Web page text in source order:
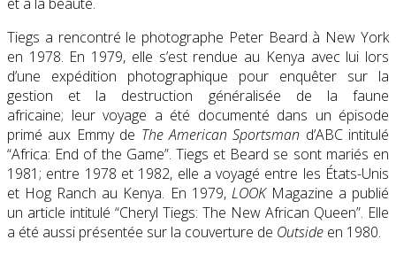
Tiegs a rencontré le photographe Peter Beard à New York
en 1978. En 1979, elle s’est rendue au Kenya avec lui lors
d’une expédition photographique pour enquêter sur la
gestion et la destruction généralisée de la faune
africaine; leur voyage a été documenté dans un épisode
primé aux Emmy de The American Sportsman d’ABC intitulé
“Africa: End of the Game”. Tiegs et Beard se sont mariés en
1981; entre 1978 et 1982, elle a voyagé entre les États-Unis
et Hog Ranch au Kenya. En 1979, LOOKMagazine a publié
un article intitulé “Cheryl Tiegs: The New African Queen”. Elle
a été aussi présentée sur la couverture de Outside en 1980.